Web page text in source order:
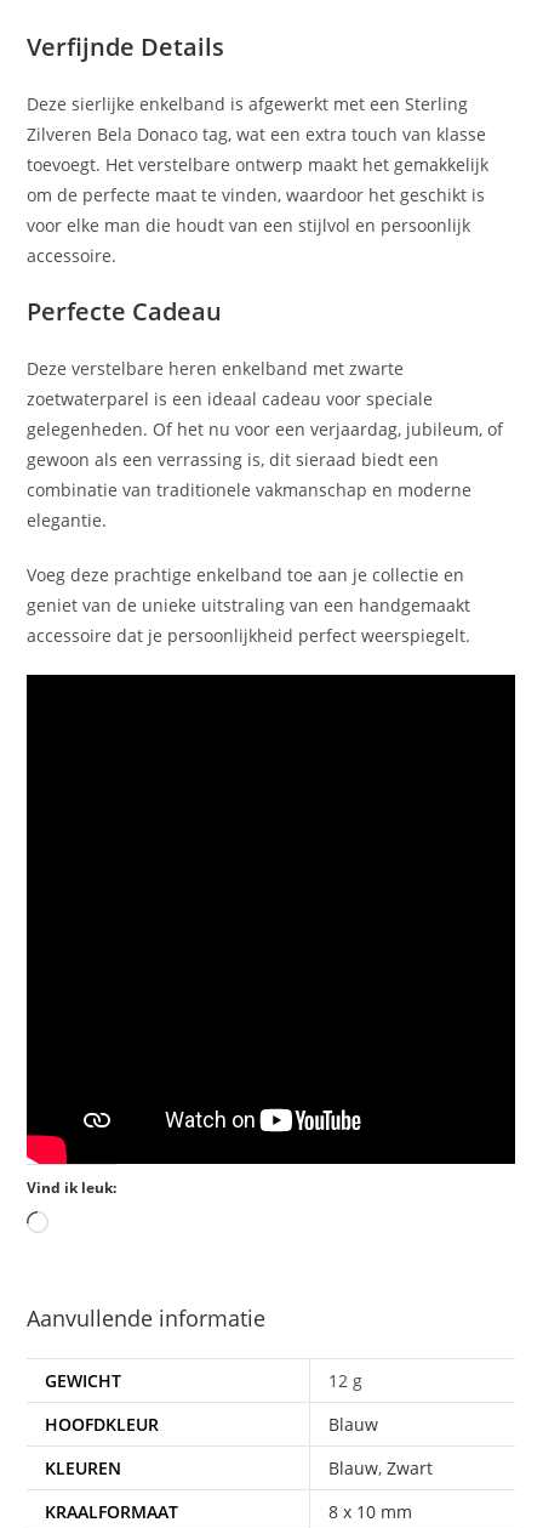
Verfijnde Details
Deze sierlijke enkelband is afgewerkt met een Sterling
Zilveren Bela Donaco tag, wat een extra touch van klasse
toevoegt. Het verstelbare ontwerp maakt het gemakkelijk
om de perfecte maat te vinden, waardoor het geschikt is
voor elke man die houdt van een stijlvol en persoonlijk
accessoire.
Perfecte Cadeau
Deze verstelbare heren enkelband met zwarte
zoetwaterparel is een ideaal cadeau voor speciale
gelegenheden. Of het nu voor een verjaardag, jubileum, of
gewoon als een verrassing is, dit sieraad biedt een
combinatie van traditionele vakmanschap en moderne
elegantie.
Voeg deze prachtige enkelband toe aan je collectie en
geniet van de unieke uitstraling van een handgemaakt
accessoire dat je persoonlijkheid perfect weerspiegelt.
Vind ik leuk:
Aanvullende informatie
GEWICHT
12 g
HOOFDKLEUR
Blauw
KLEUREN
Blauw,Zwart
KRAALFORMAAT
8 x 10 mm